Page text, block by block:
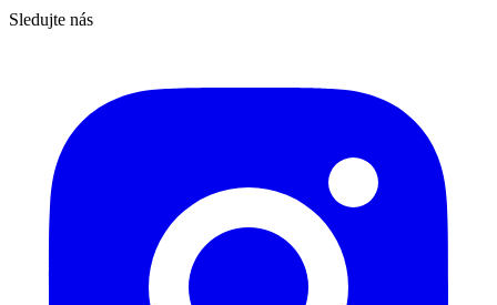
Sledujte nás